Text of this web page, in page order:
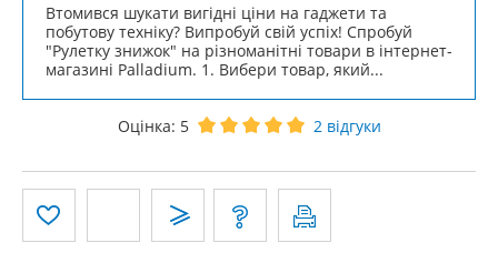
Втомився шукати вигідні ціни на гаджети та
побутову техніку? Випробуй свій успіх! Спробуй
"Рулетку знижок" на різноманітні товари в інтернет-
магазині Palladium. 1. Вибери товар, який...
Оцінка: 5 2відгуки